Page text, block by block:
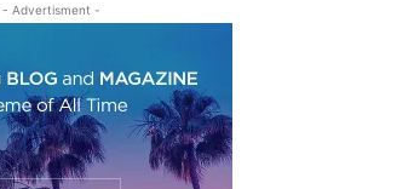
- Advertisment -